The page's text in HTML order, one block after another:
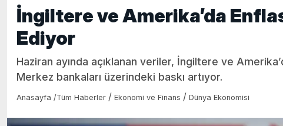
İngiltere ve Amerika’da
Ediyor
Haziran ayında açıklanan veriler, İngiltere ve
Merkez bankaları üzerindeki baskı artıyor.
Anasayfa /Tüm Haberler / Ekonomi ve Finans / Dünya Ekonomisi